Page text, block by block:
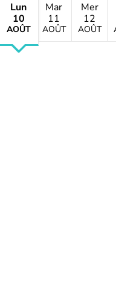
Lun
10
AOÛT
Mar
11
AOÛT
Mer
12
AOÛT